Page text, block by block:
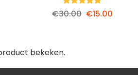
Waardering
€30.00 €15.00
bekeken.